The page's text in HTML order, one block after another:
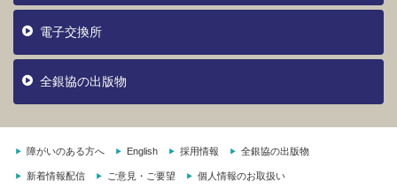
電子交換所
全銀協の出版物
障がいのある方へ English 採用情報 全銀協の出版物
新着情報配信 ご意見・ご要望 個人情報のお取扱い